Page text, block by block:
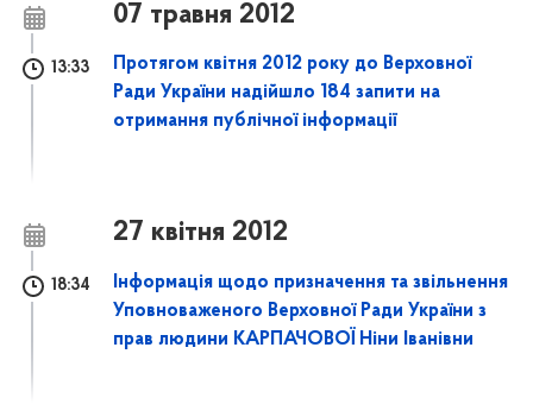
07 травня 2012
13:33
Протягом квітня 2012 року до Верховної
Ради України надійшло 184 запити на
отримання публічної інформації
27 квітня 2012
18:34
Інформація щодо призначення та звільнення
Уповноваженого Верховної Ради України з
прав людини КАРПАЧОВОЇ Ніни Іванівни